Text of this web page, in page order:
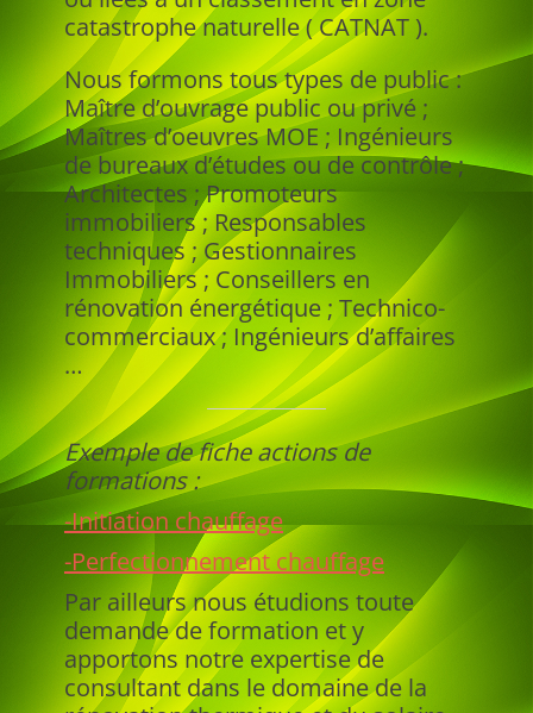
catastrophe naturelle ( CATNAT ).
Nous formons tous types de public :
Maître d’ouvrage public ou privé ;
Maîtres d’oeuvres MOE ; Ingénieurs
de bureaux d’études ou de contrôle ;
Architectes ; Promoteurs
immobiliers ; Responsables
techniques ; Gestionnaires
Immobiliers ; Conseillers en
rénovation énergétique ; Technico-
commerciaux ; Ingénieurs d’affaires
…
Exemple de fiche actions de
formations :
-Initiation chauffage
-Perfectionnement chauffage
Par ailleurs nous étudions toute
demande de formation et y
apportons notre expertise de
consultant dans le domaine de la